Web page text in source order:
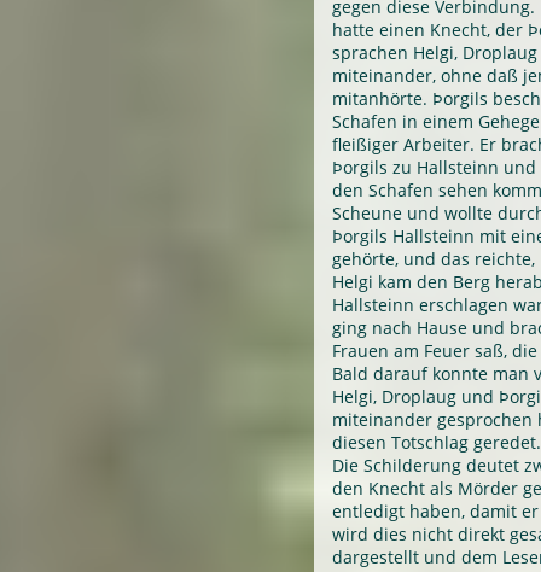
gegen diese
hatte einen Knecht, der
sprachen Helgi,
miteinander, ohne daß
mitanhörte. Þorgils
Schafen in einem
fleißiger Arbeiter. Er
Þorgils zu Hallsteinn
den Schafen sehen
Scheune und wollte
Þorgils Hallsteinn mit
gehörte, und das
Helgi kam den Berg
Hallsteinn erschlagen
ging nach Hause und
Frauen am Feuer saß,
Bald darauf konnte man
Helgi, Droplaug und
miteinander
diesen Totschlag
Die Schilderung deutet
den Knecht als Mörder
entledigt haben, damit
wird dies nicht direkt
dargestellt und dem